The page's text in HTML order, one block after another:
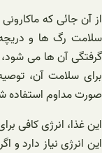
از آن جائی که
سلامت رگ ها و
گرفتگی آن ها می
برای سلامت آن،
صورت مداوم استفاده
این غذا، انرژی کافی
این انرژی نیاز دارد و